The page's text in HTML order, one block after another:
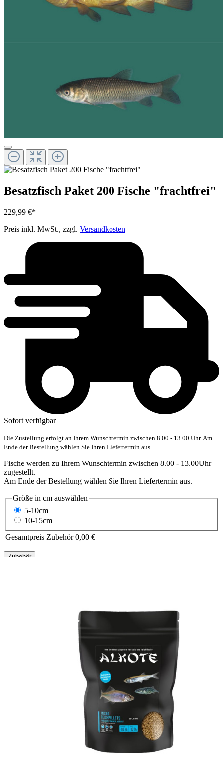
Besatzfisch Paket 200 Fische "frachtfrei"
229,99 €*
Preis inkl. MwSt., zzgl. Versandkosten
Sofort verfügbar
Die Zustellung erfolgt an Ihrem Wunschtermin zwischen 8.00 - 13.00 Uhr. Am
Ende der Bestellung wählen Sie Ihren Liefertermin aus.
Fische werden zu Ihrem Wunschtermin zwischen 8.00 - 13.00Uhr
zugestellt.
Am Ende der Bestellung wählen Sie Ihren Liefertermin aus.
Größe in cm auswählen
5-10cm
10-15cm
Gesamtpreis Zubehör 0,00 €
Zubehör